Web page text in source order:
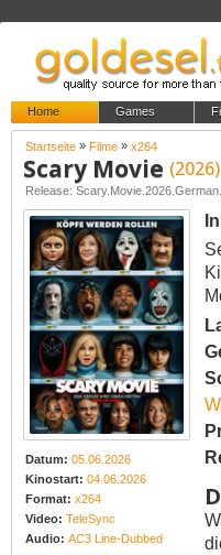
Home Games
Startseite » Filme » x264
Scary Movie (2026)
Release:
Datum: 05.06.2026
Kinostart: 04.06.2026
Format: x264
Video: TeleSync
Audio: AC3 Line-Dubbed